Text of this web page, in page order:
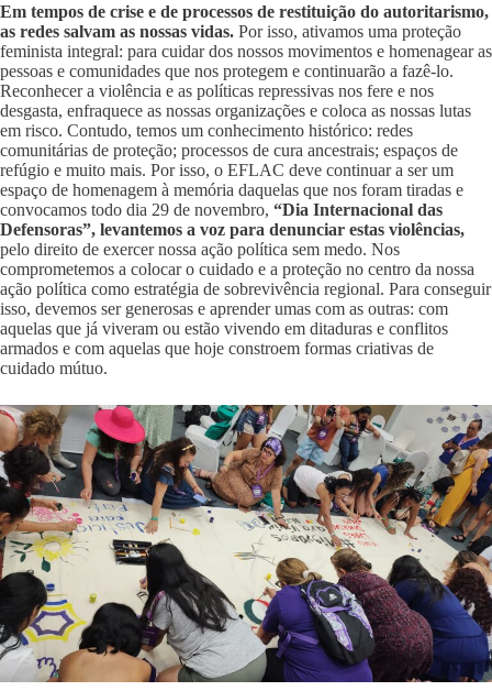
Em tempos de crise e de processos de restituição do autoritarismo,
as redes salvam as nossas vidas. Por isso, ativamos uma proteção
feminista integral: para cuidar dos nossos movimentos e homenagear as
pessoas e comunidades que nos protegem e continuarão a fazê-lo.
Reconhecer a violência e as políticas repressivas nos fere e nos
desgasta, enfraquece as nossas organizações e coloca as nossas lutas
em risco. Contudo, temos um conhecimento histórico: redes
comunitárias de proteção; processos de cura ancestrais; espaços de
refúgio e muito mais. Por isso, o EFLAC deve continuar a ser um
espaço de homenagem à memória daquelas que nos foram tiradas e
convocamos todo dia 29 de novembro, “Dia Internacional das
Defensoras”, levantemos a voz para denunciar estas violências,
pelo direito de exercer nossa ação política sem medo. Nos
comprometemos a colocar o cuidado e a proteção no centro da nossa
ação política como estratégia de sobrevivência regional. Para conseguir
isso, devemos ser generosas e aprender umas com as outras: com
aquelas que já viveram ou estão vivendo em ditaduras e conflitos
armados e com aquelas que hoje constroem formas criativas de
cuidado mútuo.